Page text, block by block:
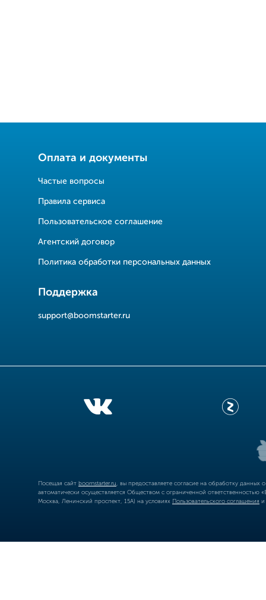
Оплата и документы
Частые вопросы
Правила сервиса
Пользовательское соглашение
Агентский договор
Политика обработки персональных данных
Поддержка
support@boomstarter.ru
Посещая сайт boomstarter.ru , вы предоставляете согласие на обработку
автоматически осуществляется Обществом с ограниченной
Москва, Ленинский проспект, 15А) на условиях Пользовательского соглашения и